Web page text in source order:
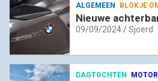
ALGEMEEN BLOKJE
Nieuwe
09/09/2024 Sjoerd
DAGTOCHTEN